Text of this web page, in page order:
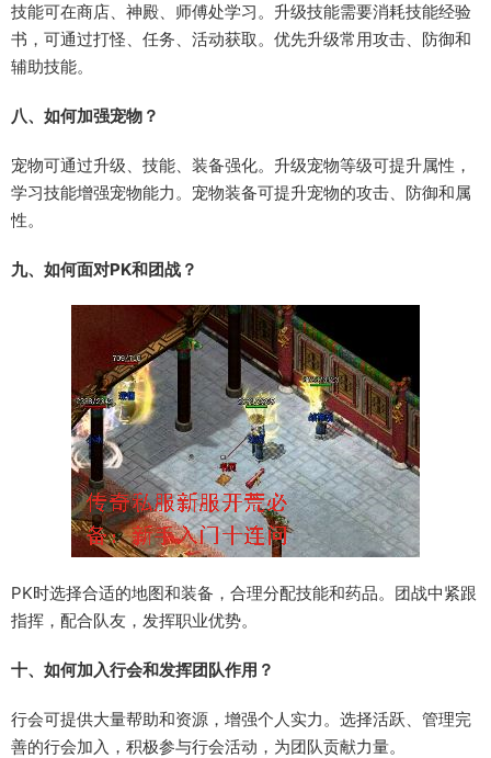
技能可在商店、神殿、师傅处学习。升级技能需要消耗技能经验
书，可通过打怪、任务、活动获取。优先升级常用攻击、防御和
辅助技能。
八、如何加强宠物？
宠物可通过升级、技能、装备强化。升级宠物等级可提升属性，
学习技能增强宠物能力。宠物装备可提升宠物的攻击、防御和属
性。
九、如何面对PK和团战？
PK时选择合适的地图和装备，合理分配技能和药品。团战中紧跟
指挥，配合队友，发挥职业优势。
十、如何加入行会和发挥团队作用？
行会可提供大量帮助和资源，增强个人实力。选择活跃、管理完
善的行会加入，积极参与行会活动，为团队贡献力量。